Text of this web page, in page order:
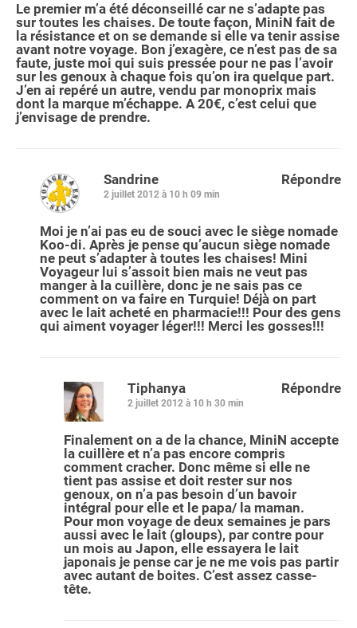
Le premier m’a été déconseillé car ne s’adapte pas
sur toutes les chaises. De toute façon, MiniN fait de
la résistance et on se demande si elle va tenir assise
avant notre voyage. Bon j’exagère, ce n’est pas de sa
faute, juste moi qui suis pressée pour ne pas l’avoir
sur les genoux à chaque fois qu’on ira quelque part.
J’en ai repéré un autre, vendu par monoprix mais
dont la marque m’échappe. A 20€, c’est celui que
j’envisage de prendre.
Sandrine
2 juillet 2012 à 10 h 09 min
Moi je n’ai pas eu de souci avec le siège nomade
Koo-di. Après je pense qu’aucun siège nomade
ne peut s’adapter à toutes les chaises! Mini
Voyageur lui s’assoit bien mais ne veut pas
manger à la cuillère, donc je ne sais pas ce
comment on va faire en Turquie! Déjà on part
avec le lait acheté en pharmacie!!! Pour des gens
qui aiment voyager léger!!! Merci les gosses!!!
Répondre
Tiphanya
2 juillet 2012 à 10 h 30 min
Finalement on a de la chance, MiniN accepte
la cuillère et n’a pas encore compris
comment cracher. Donc même si elle ne
tient pas assise et doit rester sur nos
genoux, on n’a pas besoin d’un bavoir
intégral pour elle et le papa/ la maman.
Pour mon voyage de deux semaines je pars
aussi avec le lait (gloups), par contre pour
un mois au Japon, elle essayera le lait
japonais je pense car je ne me vois pas partir
avec autant de boites. C’est assez casse-
tête.
Répondre